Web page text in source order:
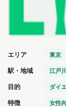
エリア 東京
駅・地域 江戸
目的 ダイ
特徴 女性